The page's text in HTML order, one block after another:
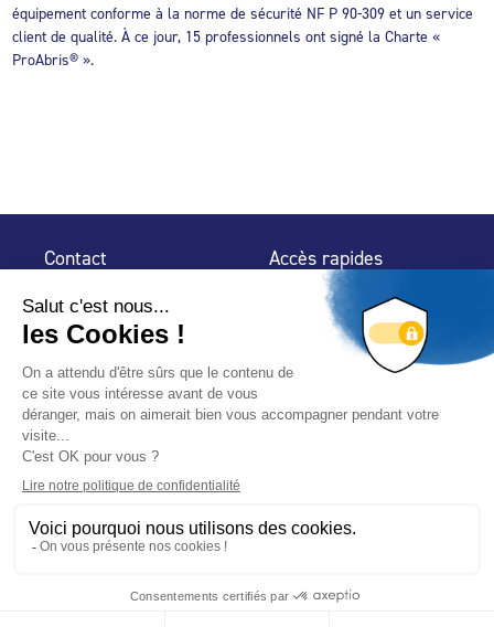
équipement conforme à la norme de sécurité NF P 90-309 et un service
client de qualité. À ce jour, 15 professionnels ont signé la Charte «
ProAbris® ».
Contact
75 009 Paris
Accès rapides
Espace Presse
Trouver un
professionnel
Nous suivre